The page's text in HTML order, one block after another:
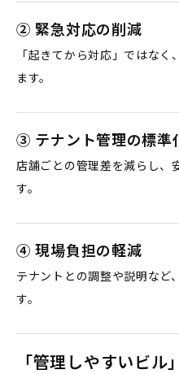
② 緊急対応の削減
「起きてから対応」ではな
ます。
③ テナント管理の標準
店舗ごとの管理差を減らし、
す。
④ 現場負担の軽減
テナントとの調整や説明など
す。
「管理しやすいビル